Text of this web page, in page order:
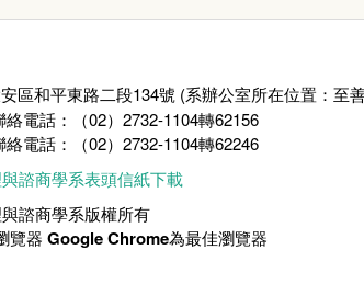
區和平東路二段134號 (系辦公室所在位置：至
電話：（02）2732-1104轉62156
電話：（02）2732-1104轉62246
諮商學系表頭信紙下載
諮商學系版權所有
覽器 Google Chrome為最佳瀏覽器